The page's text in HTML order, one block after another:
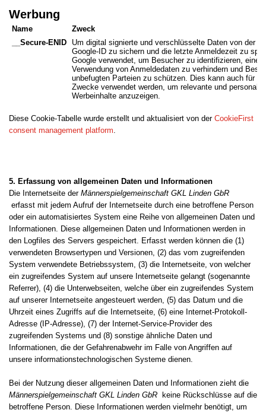
Werbung
Name
Zweck
__Secure-ENID
Um digital signierte und verschlüsselte Daten von der
Google-ID zu sichern und die letzte Anmeldezeit zu
Google verwendet, um Besucher zu identifizieren, eine
Verwendung von Anmeldedaten zu verhindern und
unbefugten Parteien zu schützen. Dies kann auch für
Zwecke verwendet werden, um relevante und
Werbeinhalte anzuzeigen.
Diese Cookie-Tabelle wurde erstellt und aktualisiert von der CookieFirst
consent management platform
5. Erfassung von allgemeinen Daten und Informationen
Die Internetseite der Männerspielgemeinschaft GKL Linden GbR
erfasst mit jedem Aufruf der Internetseite durch eine betroffene Person
oder ein automatisiertes System eine Reihe von allgemeinen Daten und
Informationen. Diese allgemeinen Daten und Informationen werden in
den Logfiles des Servers gespeichert. Erfasst werden können die (1)
verwendeten Browsertypen und Versionen, (2) das vom zugreifenden
System verwendete Betriebssystem, (3) die Internetseite, von welcher
ein zugreifendes System auf unsere Internetseite gelangt (sogenannte
Referrer), (4) die Unterwebseiten, welche über ein zugreifendes System
auf unserer Internetseite angesteuert werden, (5) das Datum und die
Uhrzeit eines Zugriffs auf die Internetseite, (6) eine Internet-Protokoll-
Adresse (IP-Adresse), (7) der Internet-Service-Provider des
zugreifenden Systems und (8) sonstige ähnliche Daten und
Informationen, die der Gefahrenabwehr im Falle von Angriffen auf
unsere informationstechnologischen Systeme dienen.
Bei der Nutzung dieser allgemeinen Daten und Informationen zieht die
Männerspielgemeinschaft GKL Linden GbR keine Rückschlüsse auf die
betroffene Person. Diese Informationen werden vielmehr benötigt, um